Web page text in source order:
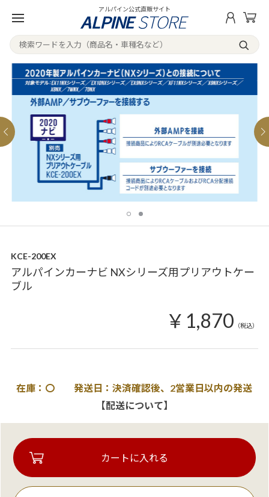
アルパイン公式直販サイト
KCE-200EX
アルパインカーナビ NXシリーズ用プリアウトケー
ブル
￥1,870 （税込）
在庫：〇 発送日：決済確認後、2営業日以内の発送
【配送について】